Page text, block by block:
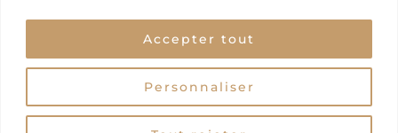
Personnaliser
Accepter tout
TOUS DROITS RÉSERVÉS © 2026 STUDIO DIBA PARIS
MENTIONS LÉGALES